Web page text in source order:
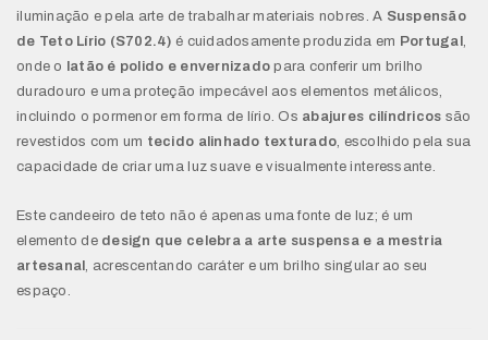
iluminação e pela arte de trabalhar materiais nobres. A Suspensão
de Teto Lírio (S702.4) é cuidadosamente produzida em Portugal,
onde o latão é polido e envernizado para conferir um brilho
duradouro e uma proteção impecável aos elementos metálicos,
incluindo o pormenor em forma de lírio. Os abajures cilíndricos são
revestidos com um tecido alinhado texturado , escolhido pela sua
capacidade de criar uma luz suave e visualmente interessante.
Este candeeiro de teto não é apenas uma fonte de luz; é um
elemento de design que celebra a arte suspensa e a mestria
artesanal , acrescentando caráter e um brilho singular ao seu
espaço.